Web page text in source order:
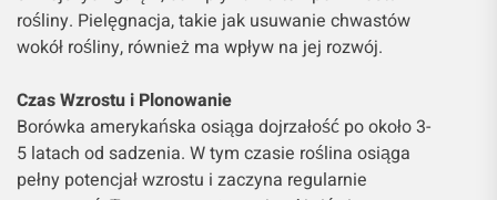
rośliny. Pielęgnacja, takie jak usuwanie chwastów
wokół rośliny, również ma wpływ na jej rozwój.
Czas Wzrostu i Plonowanie
Borówka amerykańska osiąga dojrzałość po około 3-
5 latach od sadzenia. W tym czasie roślina osiąga
pełny potencjał wzrostu i zaczyna regularnie